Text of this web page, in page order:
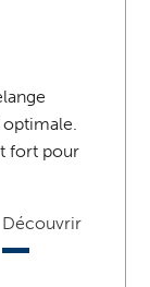
fort pour
Découvrir